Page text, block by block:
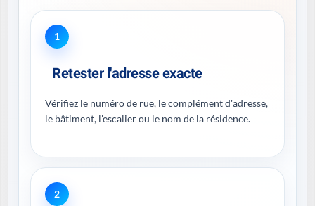
1
Retester l'adresse exacte
Vérifiez le numéro de rue, le complément d'adresse,
le bâtiment, l'escalier ou le nom de la résidence.
2